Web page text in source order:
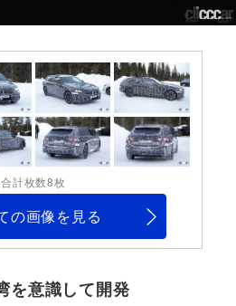
合計枚数8枚
の画像を見る
を意識して開発